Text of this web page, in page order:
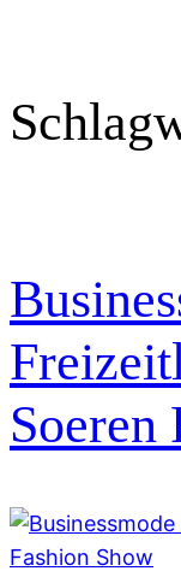
Soeren